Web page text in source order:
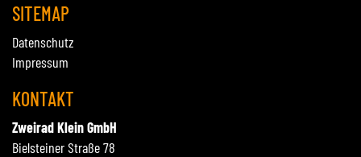
SITEMAP
Datenschutz
Impressum
KONTAKT
Zweirad Klein GmbH
Bielsteiner Straße 78